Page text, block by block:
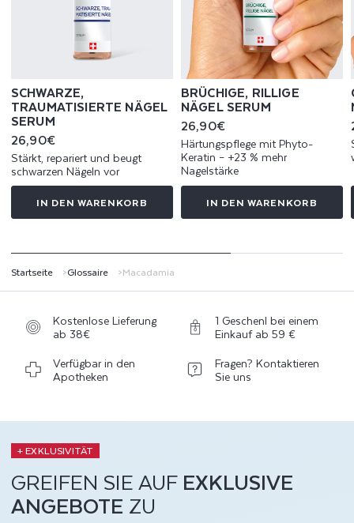
zentrale Rolle bei der Wirksamkeit unserer Seren.
Es sorgt für stärkere, glattere und sichtbar
revitalisierte Nägel ohne fettige Rückstände und
bietet so eine umfassende und natürliche Pflege,
SCHWARZE,
TRAUMATISIERTE NÄGEL
SERUM
Normaler
Preis
26,90€
Stärkt, repariert und beugt
schwarzen Nägeln vor
IN DEN WARENKORB
BRÜCHIGE, RILLIGE
NÄGEL SERUM
Normaler
Preis
26,90€
Härtungspflege mit Phyto-
Keratin – +23 % mehr
Nagelstärke
IN DEN WARENKORB
Startseite Glossaire Macadamia
Kostenlose Lieferung
ab 38€
1 Geschenl bei einem
Einkauf ab 59 €
Verfügbar in den
Apotheken
Fragen? Kontaktieren
Sie uns
+ EXKLUSIVITÄT
GREIFEN SIE AUFEXKLUSIVE
ANGEBOTE ZU